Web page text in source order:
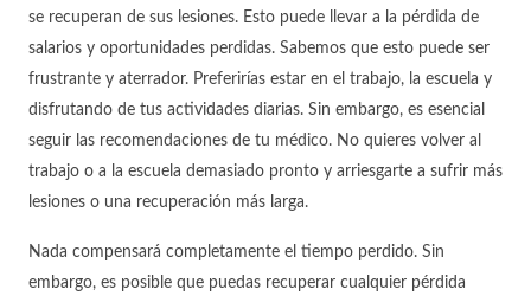
se recuperan de sus lesiones. Esto puede llevar a la pérdida de
salarios y oportunidades perdidas. Sabemos que esto puede ser
frustrante y aterrador. Preferirías estar en el trabajo, la escuela y
disfrutando de tus actividades diarias. Sin embargo, es esencial
seguir las recomendaciones de tu médico. No quieres volver al
trabajo o a la escuela demasiado pronto y arriesgarte a sufrir más
lesiones o una recuperación más larga.
Nada compensará completamente el tiempo perdido. Sin
embargo, es posible que puedas recuperar cualquier pérdida